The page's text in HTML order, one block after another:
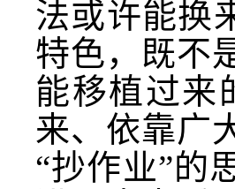
法或许能换
特色，既不
能移植过来
来、依靠广
“抄作业”的